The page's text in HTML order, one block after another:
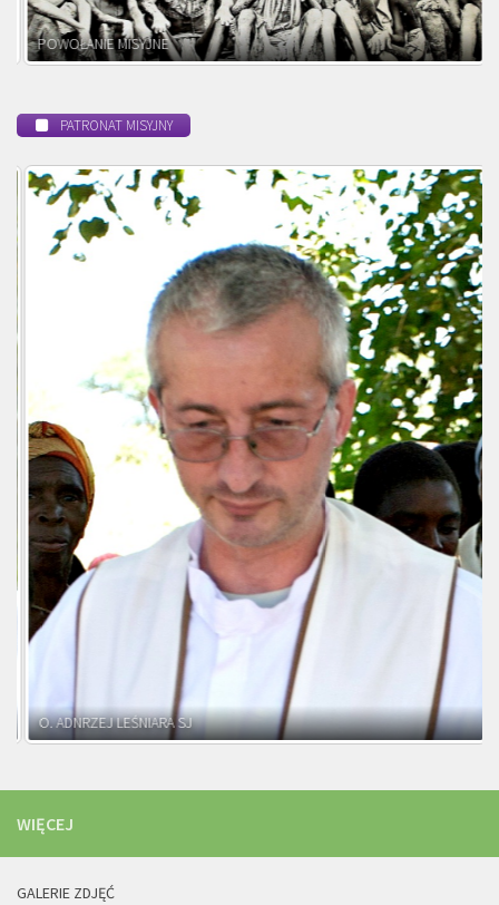
POWOŁANIE MISYJNE
PATRONAT MISYJNY
O. ADNRZEJ LEŚNIARA SJ
WIĘCEJ
GALERIE ZDJĘĆ